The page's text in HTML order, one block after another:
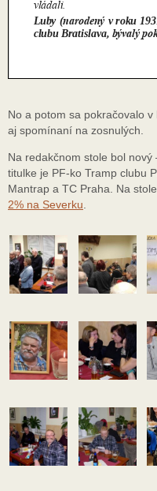
No a potom sa pokračovalo
aj spomínaní na zosnulých.
Na redakčnom stole bol
titulke je PF-ko Tramp clubu
Mantrap a TC Praha. Na
2% na Severku